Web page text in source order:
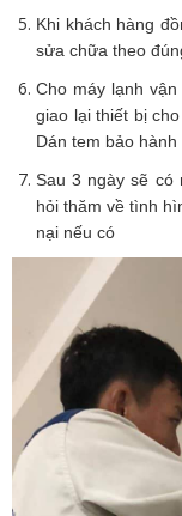
Khi khách hàng
sửa chữa theo
Cho máy lạnh
giao lại thiết bị
Dán tem bảo hành
Sau 3 ngày sẽ có
hỏi thăm về tình
nại nếu có